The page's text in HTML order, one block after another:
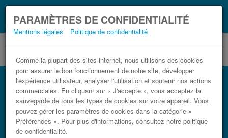
PARAMÈTRES DE CONFIDENTIALITÉ
Mentions légales Politique de confidentialité
Comme la plupart des sites internet, nous utilisons des cookies
pour assurer le bon fonctionnement de notre site, développer
l'expérience utilisateur, analyser l'utilisation et soutenir nos actions
commerciales. En cliquant sur « J'accepte », vous acceptez la
sauvegarde de tous les types de cookies sur votre appareil. Vous
pouvez gérer les paramètres de cookies dans la catégorie «
Préférences ». Pour plus d'informations, consultez notre politique
de confidentialité.
Coronavirus (COVID-19):Ce que vous devez
savoir, lorsque vous voyagez
Bus Cambados Madrid pas cher
Trouvez votre billet de bus moins cher